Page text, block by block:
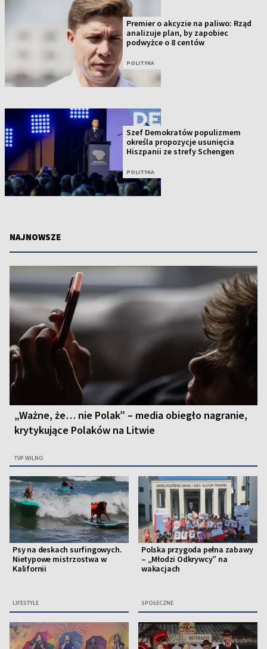
Premier o akcyzie na paliwo: Rząd
analizuje plan, by zapobiec
podwyżce o 8 centów
POLITYKA
Szef Demokratów populizmem
określa propozycje usunięcia
Hiszpanii ze strefy Schengen
POLITYKA
NAJNOWSZE
„Ważne, że… nie Polak” – media obiegło nagranie,
krytykujące Polaków na Litwie
TVP WILNO
Psy na deskach surfingowych.
Nietypowe mistrzostwa w
Kalifornii
LIFESTYLE
Polska przygoda pełna zabawy
– „Młodzi Odkrywcy” na
wakacjach
SPOŁECZNE